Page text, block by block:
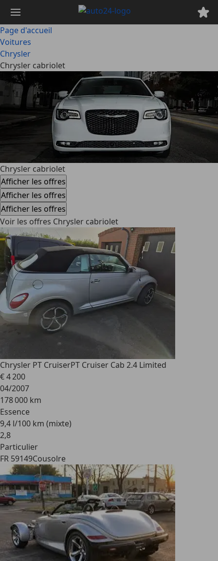
contenu
principal
Page d'accueil
Voitures
Chrysler
Chrysler cabriolet
Chrysler cabriolet
Afficher les offres
Afficher les offres
Afficher les offres
Voir les offres Chrysler cabriolet
Chrysler PT CruiserPT Cruiser Cab 2.4 Limited
€ 4 200
04/2007
178 000 km
Essence
9,4 l/100 km (mixte)
2,8
Particulier
FR 59149Cousolre